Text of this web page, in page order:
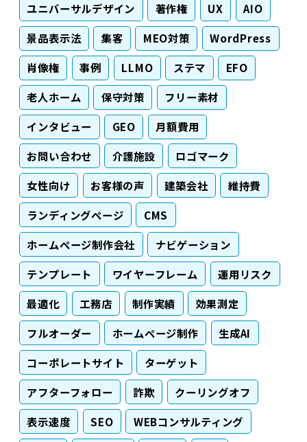
ユニバーサルデザイン
著作権 UX
AIO
景品表示法
集客 MEO対策
WordPress
肖像権
事例 LLMO ステマ
EFO
老人ホーム
保守対策
フリー素材
インタビュー
GEO
月額費用
お問い合わせ
介護施設
ロゴマーク
女性向け
お客様の声 建築会社
維持費
ランディングページ
CMS
ホームページ制作会社
ナビゲーション
テンプレート
ワイヤーフレーム
運用リスク
最適化
工務店 制作実績
効果測定
フルオーダー
ホームページ制作
生成AI
コーポレートサイト
ターゲット
アフターフォロー
詐欺
クーリングオフ
表示速度
SEO
WEBコンサルティング